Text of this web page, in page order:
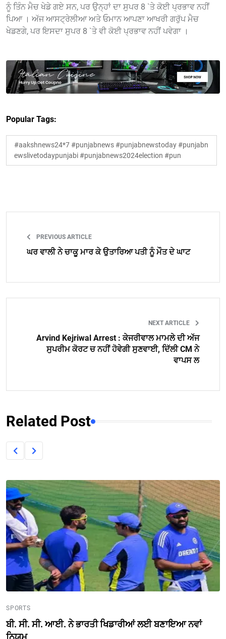
ਨੂੰ ਤਿੰਨ ਮੈਚ ਖੇਡੇ ਗਏ ਸਨ, ਪਰ ਉਨ੍ਹਾਂ ਦਾ ਸੁਪਰ 8 `ਤੇ ਕੋਈ ਪ੍ਰਭਾਵ ਨਹੀਂ
ਪਿਆ । ਅੱਜ ਆਸਟ੍ਰੇਲੀਆ ਅਤੇ ਓਮਾਨ ਆਪਣਾ ਆਖਰੀ ਗਰੁੱਪ ਮੈਚ
ਖੇਡਣਗੇ, ਪਰ ਇਸਦਾ ਸੁਪਰ 8 `ਤੇ ਵੀ ਕੋਈ ਪ੍ਰਭਾਵ ਨਹੀਂ ਪਵੇਗਾ ।
Popular Tags:
#aakshnews24*7 #punjabnews #punjabnewstoday #punjabn
ewslivetodaypunjabi #punjabnews2024election #pun
PREVIOUS ARTICLE
ਘਰ ਵਾਲੀ ਨੇ ਚਾਕੂ ਮਾਰ ਕੇ ਉਤਾਰਿਆ ਪਤੀ ਨੂੰ ਮੌਤ ਦੇ ਘਾਟ
NEXT ARTICLE
Arvind Kejriwal Arrest : ਕੇਜਰੀਵਾਲ ਮਾਮਲੇ ਦੀ ਅੱਜ
ਸੁਪਰੀਮ ਕੋਰਟ ਚ ਨਹੀਂ ਹੋਵੇਗੀ ਸੁਣਵਾਈ, ਦਿੱਲੀ CM ਨੇ
ਵਾਪਸ ਲ
Related Post
SPORTS
ਬੀ. ਸੀ. ਸੀ. ਆਈ. ਨੇ ਭਾਰਤੀ ਖਿਡਾਰੀਆਂ ਲਈ ਬਣਾਇਆ ਨਵਾਂ
ਨਿਯਮ